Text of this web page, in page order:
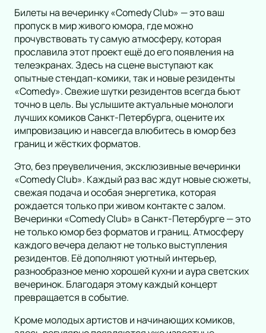
Детский квест
Джаз и блюз
Фестиваль
Рэп
Юмористическое шоу
Ансамбль
Электронная музыка
Шоу
Хор
Инструментальная музыка
Инди
Танцевальное шоу
Шансон
Новогодние концерты
Гала-концерт
Литературные чтения
Ледовое шоу
Вечеринка
Метал
Инди-поп
Авторская музыка
Опера
Музыкальный спектакль
Мюзикл
Творческий вечер
Моноспектакль
Трагикомедия
Оперетта
Танцевальный спектакль
Пластический спектакль
Трагедия
Рок-опера
Мелодрама
Экспериментальный театр
Иммерсивный спектакль
Детектив
Кубок России
Фигурное катание
Турнир имени Пучкова
Хоккей. Товарищеский матч
Гран-при России по фигурному катанию
Популярное 6
Спектакль ГубернаторTherr Maitz в Roof PlaceБалет Щелкунчик
Подборки 11
Подарочные сертификатыХоккей Фигурное катаниеМатчи КХЛ
Билеты на вечеринку «Comedy Club» — это ваш
пропуск в мир живого юмора, где можно
прочувствовать ту самую атмосферу, которая
прославила этот проект ещё до его появления на
телеэкранах. Здесь на сцене выступают как
опытные стендап-комики, так и новые резиденты
«Comedy». Свежие шутки резидентов всегда бьют
точно в цель. Вы услышите актуальные монологи
лучших комиков Санкт-Петербурга, оцените их
импровизацию и навсегда влюбитесь в юмор без
границ и жёстких форматов.
Это, без преувеличения, эксклюзивные вечеринки
«Comedy Club». Каждый раз вас ждут новые сюжеты,
свежая подача и особая энергетика, которая
рождается только при живом контакте с залом.
Вечеринки «Comedy Club» в Санкт-Петербурге — это
не только юмор без форматов и границ. Атмосферу
каждого вечера делают не только выступления
резидентов. Её дополняют уютный интерьер,
разнообразное меню хорошей кухни и аура светских
вечеринок. Благодаря этому каждый концерт
превращается в событие.
Кроме молодых артистов и начинающих комиков,